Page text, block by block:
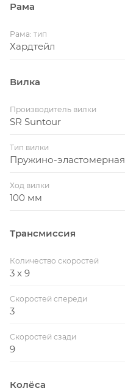
Рама
Рама: тип
Хардтейл
Вилка
Производитель вилки
SR Suntour
Тип вилки
Пружино-эластомерная
Ход вилки
100 мм
Трансмиссия
Количество скоростей
3 x 9
Скоростей спереди
3
Скоростей сзади
9
Колёса